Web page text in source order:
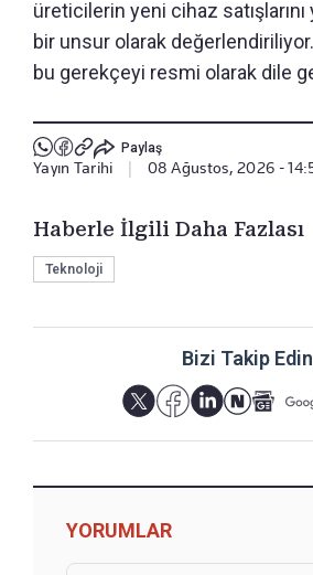
üreticilerin yeni cihaz
bir unsur olarak
bu gerekçeyi resmi olarak dile
Paylaş
Yayın Tarihi 08 Ağustos, 2026 -
Haberle İlgili Daha Fazlası
Teknoloji
Bizi Takip Edin
YORUMLAR